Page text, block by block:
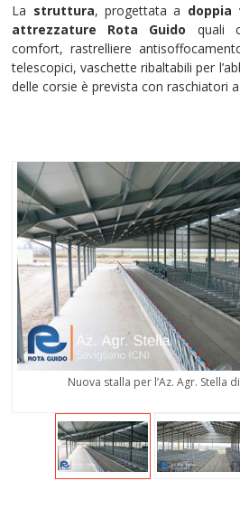
La struttura, progettata a doppia
attrezzature Rota Guido quali
comfort, rastrelliere
telescopici, vaschette ribaltabili per
delle corsie è prevista con raschiatori
Nuova stalla per l’Az. Agr. Stella